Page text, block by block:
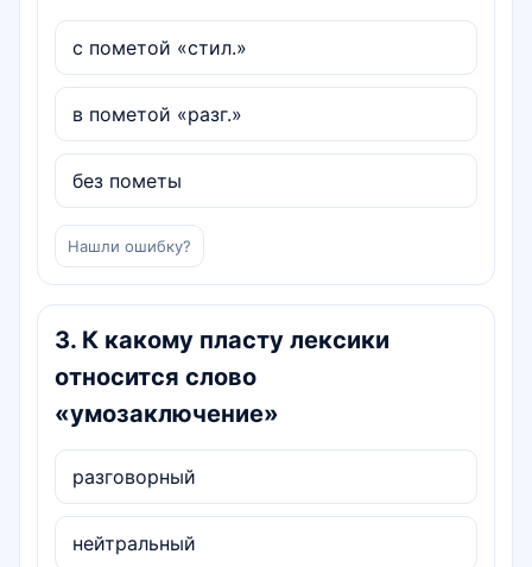
с пометой «стил.»
в пометой «разг.»
без пометы
Нашли ошибку?
3. К какому пласту лексики
относится слово
«умозаключение»
разговорный
нейтральный